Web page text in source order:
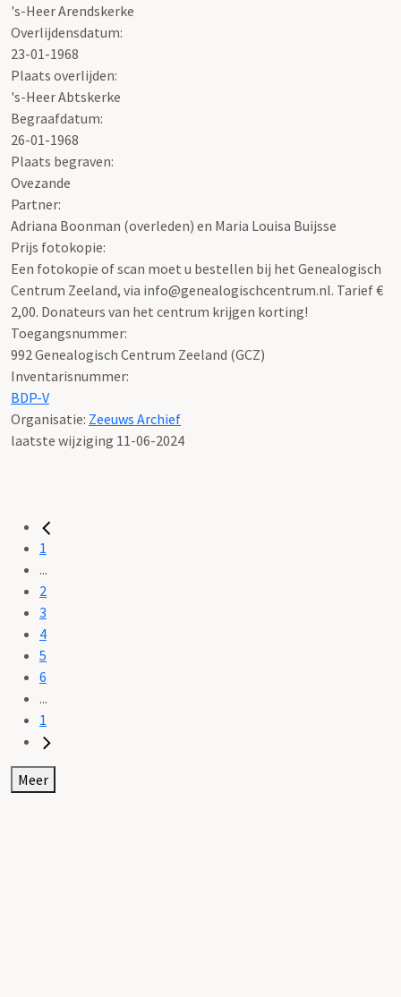
's-Heer Arendskerke
Overlijdensdatum:
23-01-1968
Plaats overlijden:
's-Heer Abtskerke
Begraafdatum:
26-01-1968
Plaats begraven:
Ovezande
Partner:
Adriana Boonman (overleden) en Maria Louisa Buijsse
Prijs fotokopie:
Een fotokopie of scan moet u bestellen bij het Genealogisch
Centrum Zeeland, via info@genealogischcentrum.nl. Tarief €
2,00. Donateurs van het centrum krijgen korting!
Toegangsnummer:
992 Genealogisch Centrum Zeeland (GCZ)
Inventarisnummer:
BDP-V
Organisatie: Zeeuws Archief
laatste wijziging 11-06-2024
1
...
2
3
4
5
6
...
1
Meer